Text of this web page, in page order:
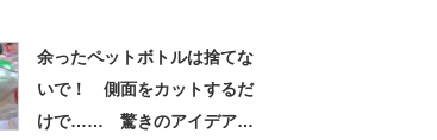
余ったペットボトルは捨てな
いで！ 側面をカットするだ
けで…… 驚きのアイデアに